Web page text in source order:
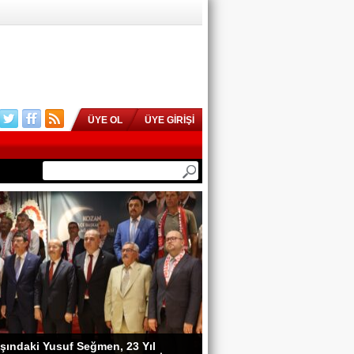
ÜYE OL ÜYE GİRİŞİ
Yusuf Seğmen, 23 Yıl